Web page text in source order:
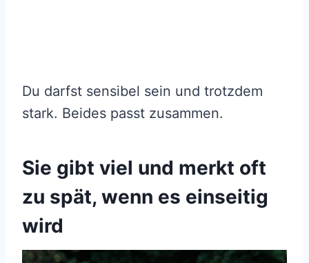
Du darfst sensibel sein und trotzdem
stark. Beides passt zusammen.
Sie gibt viel und merkt oft
zu spät, wenn es einseitig
wird